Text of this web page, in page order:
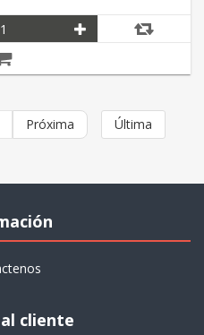
Próxima Última
cliente